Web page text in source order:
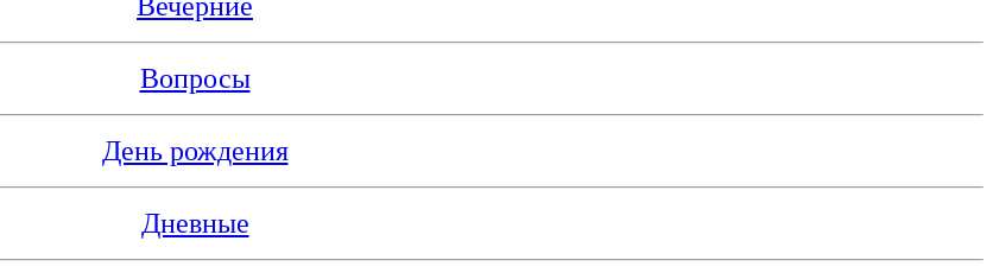
Вопросы
День рождения
Дневные